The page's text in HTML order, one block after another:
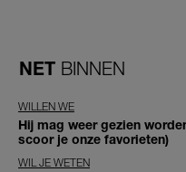
NET BINNEN
WILLEN WE
Hij mag weer gezien
scoor je onze favorieten)
WIL JE WETEN